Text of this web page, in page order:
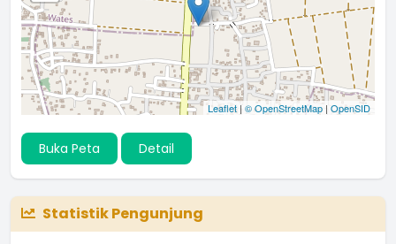
Leaflet | © OpenStreetMap | OpenSID
Buka Peta Detail
Statistik Pengunjung